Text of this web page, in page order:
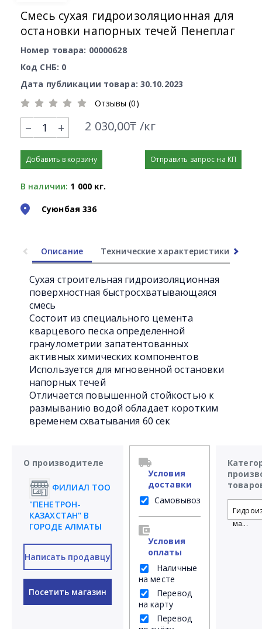
Смесь сухая гидроизоляционная для
остановки напорных течей Пенеплаг
Номер товара: 00000628
Код СНБ: 0
Дата публикации товара: 30.10.2023
Отзывы (0)
+ 2 030,00₸ /кг
Добавить в корзину Отправить запрос на КП
В наличии: 1 000 кг.
Суюнбая 336
Описание Технические характеристики
Сухая строительная гидроизоляционная
поверхностная быстросхватывающаяся
смесь
Состоит из специального цемента
кварцевого песка определенной
гранулометрии запатентованных
активных химических компонентов
Используется для мгновенной остановки
напорных течей
Отличается повышенной стойкостью к
размыванию водой обладает коротким
временем схватывания 60 сек
О производителе
ФИЛИАЛ ТОО
"ПЕНЕТРОН-
КАЗАХСТАН" В
ГОРОДЕ АЛМАТЫ
Написать продавцу
Посетить магазин
Условия
доставки
Самовывоз
Условия
оплаты
Наличные
на месте
Перевод
на карту
Перевод
ма...